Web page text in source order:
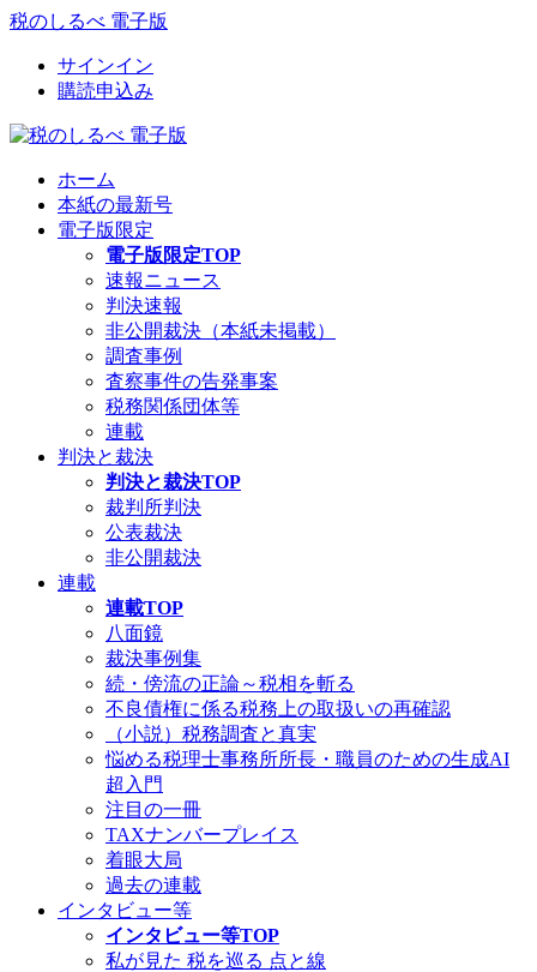
税のしるべ 電子版
サインイン
購読申込み
ホーム
本紙の最新号
電子版限定
電子版限定TOP
速報ニュース
判決速報
非公開裁決（本紙未掲載）
調査事例
査察事件の告発事案
税務関係団体等
連載
判決と裁決
判決と裁決TOP
裁判所判決
公表裁決
非公開裁決
連載
連載TOP
八面鏡
裁決事例集
続・傍流の正論～税相を斬る
不良債権に係る税務上の取扱いの再確認
（小説）税務調査と真実
悩める税理士事務所所長・職員のための生成AI
超入門
注目の一冊
TAXナンバープレイス
着眼大局
過去の連載
インタビュー等
インタビュー等TOP
私が見た 税を巡る 点と線